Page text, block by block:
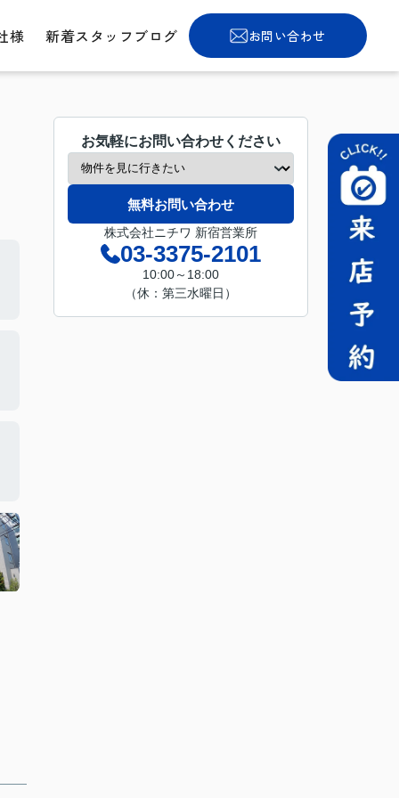
様 新着スタッフブログ お問い合わせ
お気軽にお問い合わせください
無料お問い合わせ
株式会社ニチワ 新宿営業所
03-3375-2101
10:00～18:00
（休：第三水曜日）